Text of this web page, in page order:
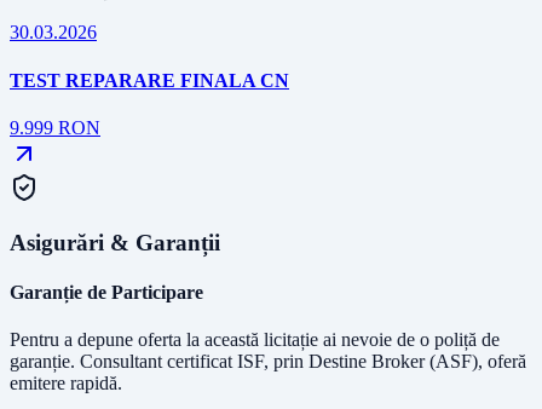
30.03.2026
TEST REPARARE FINALA CN
9.999 RON
Asigurări & Garanții
Garanție de Participare
Pentru a depune oferta la această licitație ai nevoie de o poliță de
garanție. Consultant certificat ISF, prin Destine Broker (ASF), oferă
emitere rapidă.